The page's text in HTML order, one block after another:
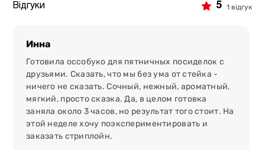
Яловичина для цього стейка витримувалася
м`яса.
Відгуки 5 1 відгук
Инна
Готовила оссобуко для пятничных посиделок с
друзьями. Сказать, что мы без ума от стейка -
ничего не сказать. Сочный, нежный, ароматный,
мягкий, просто сказка. Да, в целом готовка
заняла около 3 часов, но результат того стоит. На
этой неделе хочу поэкспериментировать и
заказать стриплойн.